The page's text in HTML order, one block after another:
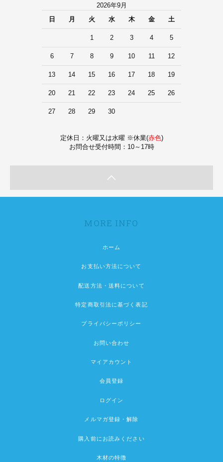
2026年9月
日
月 火 水 木 金 土
1 2 3 4 5
6 7 8 9 10 11 12
13 14 15 16 17 18 19
20 21 22 23 24 25 26
27 28 29 30
定休日：火曜又は水曜 ※休業(赤色)
お問合せ受付時間：10～17時
MORE INFO
ホーム
お支払い方法について
配送方法・送料について
特定商取引法に基づく表記
プライバシーポリシー
お問い合わせ
マイアカウント
会員登録
ログイン
メルマガ登録・解除
購入前にお読みください
木材の特徴